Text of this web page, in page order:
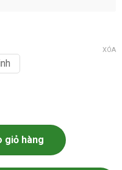
XÓA
giỏ hàng